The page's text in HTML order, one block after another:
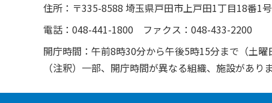
住所：〒335-8588 埼玉県戸田市上戸田1丁目18番1号
電話：048-441-1800 ファクス：048-433-2200
開庁時間：午前8時30分から午後5時15分まで（土曜
（注釈）一部、開庁時間が異なる組織、施設がありま